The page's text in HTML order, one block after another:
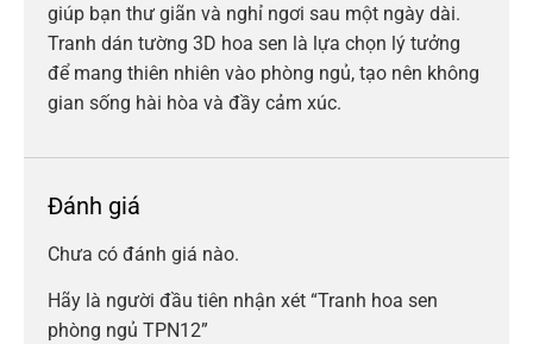
giúp bạn thư giãn và nghỉ ngơi sau một ngày dài.
Tranh dán tường 3D hoa sen là lựa chọn lý tưởng
để mang thiên nhiên vào phòng ngủ, tạo nên không
gian sống hài hòa và đầy cảm xúc.
Đánh giá
Chưa có đánh giá nào.
Hãy là người đầu tiên nhận xét “Tranh hoa sen
phòng ngủ TPN12”